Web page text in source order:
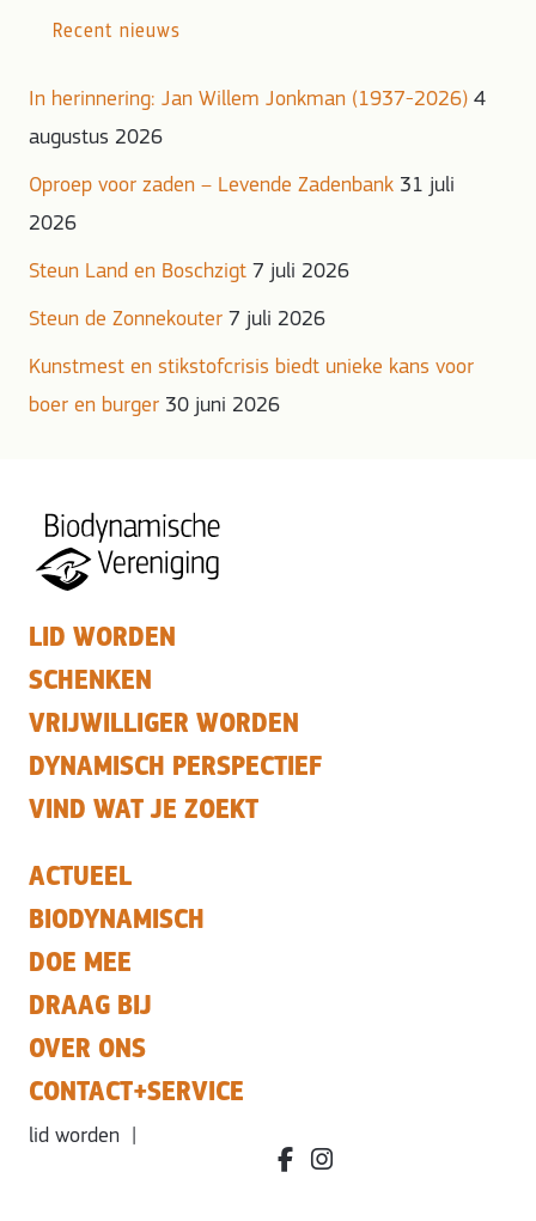
Recent nieuws
In herinnering: Jan Willem Jonkman (1937-2026) 4
augustus 2026
Oproep voor zaden – Levende Zadenbank 31 juli
2026
Steun Land en Boschzigt 7 juli 2026
Steun de Zonnekouter 7 juli 2026
Kunstmest en stikstofcrisis biedt unieke kans voor
boer en burger 30 juni 2026
LID WORDEN
SCHENKEN
VRIJWILLIGER WORDEN
DYNAMISCH PERSPECTIEF
VIND WAT JE ZOEKT
ACTUEEL
BIODYNAMISCH
DOE MEE
DRAAG BIJ
OVER ONS
CONTACT+SERVICE
lid worden
facebook.com/bdvereniging/
instagram.com/